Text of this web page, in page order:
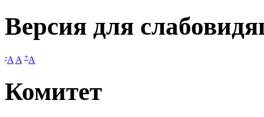
Версия для
-A A +A
Комитет